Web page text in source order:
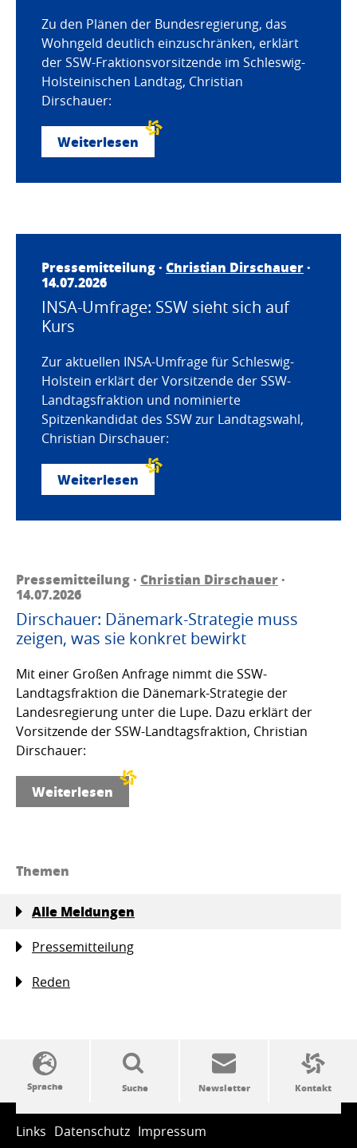
Zu den Plänen der Bundesregierung, das
Wohngeld deutlich einzuschränken, erklärt
der SSW-Fraktionsvorsitzende im Schleswig-
Holsteinischen Landtag, Christian
Dirschauer:
Weiterlesen
Pressemitteilung · Christian Dirschauer·
14.07.2026
INSA-Umfrage: SSW sieht sich auf
Kurs
Zur aktuellen INSA-Umfrage für Schleswig-
Holstein erklärt der Vorsitzende der SSW-
Landtagsfraktion und nominierte
Spitzenkandidat des SSW zur Landtagswahl,
Christian Dirschauer:
Weiterlesen
Pressemitteilung · Christian Dirschauer·
14.07.2026
Dirschauer: Dänemark-Strategie muss
zeigen, was sie konkret bewirkt
Mit einer Großen Anfrage nimmt die SSW-
Landtagsfraktion die Dänemark-Strategie der
Landesregierung unter die Lupe. Dazu erklärt der
Vorsitzende der SSW-Landtagsfraktion, Christian
Dirschauer:
Weiterlesen
Themen
Alle Meldungen
Pressemitteilung
Reden
SSW-Politik von A bis Z
Links Datenschutz Impressum